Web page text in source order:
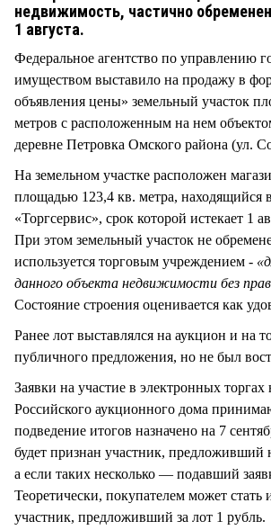
недвижимость, частично
1 августа.
Федеральное агентство по управлению
имуществом выставило на продажу в
объявления цены» земельный участок
метров с расположенным на нем
деревне Петровка Омского района (ул.
На земельном участке расположен
площадью 123,4 кв. метра, находящийся
«Торгсервис», срок которой истекает 1
При этом земельный участок не
используется торговым учреждением -
данного объекта недвижимости без
Состояние строения оценивается как
Ранее лот выставлялся на аукцион и на
публичного предложения, но не был
Заявки на участие в электронных
Российского аукционного дома
подведение итогов назначено на 7
будет признан участник, предложивший
а если таких несколько — подавший
Теоретически, покупателем может стать
участник, предложивший за лот 1 рубль.